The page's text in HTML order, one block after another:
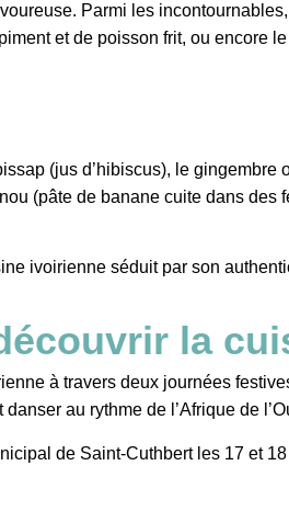
Parmi les
et de poisson frit, ou encore
(jus d’hibiscus), le
(pâte de banane cuite dans
ivoirienne séduit par son
la
à travers deux journées
au rythme de l’Afrique de
de Saint-Cuthbert les 17 et